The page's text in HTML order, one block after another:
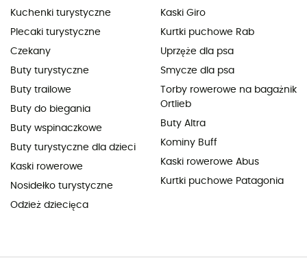
Kuchenki turystyczne
Plecaki turystyczne
Czekany
Buty turystyczne
Buty trailowe
Buty do biegania
Buty wspinaczkowe
Buty turystyczne dla dzieci
Kaski rowerowe
Nosidełko turystyczne
Odzież dziecięca
Kaski Giro
Kurtki puchowe Rab
Uprzęże dla psa
Smycze dla psa
Torby rowerowe na bagażnik
Ortlieb
Buty Altra
Kominy Buff
Kaski rowerowe Abus
Kurtki puchowe Patagonia